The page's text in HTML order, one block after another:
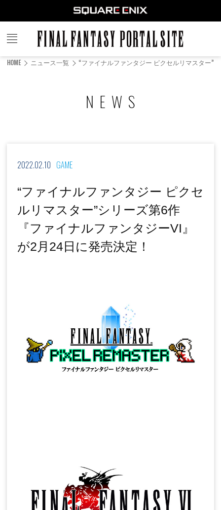
FINAL
FANTASY
HOME ニュース一覧 “ファイナルファンタジー ピクセルリマスター”
NEWS
GAME
2022.02.10
“ファイナルファンタジー ピクセ
ルリマスター”シリーズ第6作
『ファイナルファンタジーVI』
が2月24日に発売決定！